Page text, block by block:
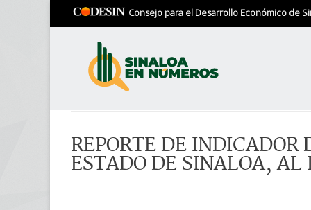
Consejo para el Desarrollo Económico de
REPORTE DE
ESTADO DE SINALOA,